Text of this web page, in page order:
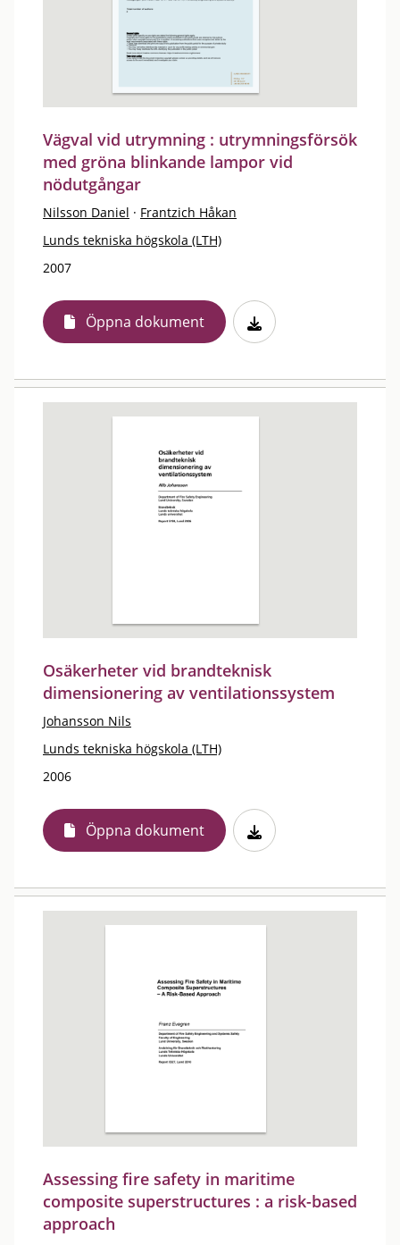
Vägval vid utrymning : utrymningsförsök
med gröna blinkande lampor vid
nödutgångar
Nilsson Daniel · Frantzich Håkan
Lunds tekniska högskola (LTH)
2007
Öppna dokument
Osäkerheter vid brandteknisk
dimensionering av ventilationssystem
Johansson Nils
Lunds tekniska högskola (LTH)
2006
Öppna dokument
Assessing fire safety in maritime
composite superstructures : a risk-based
approach